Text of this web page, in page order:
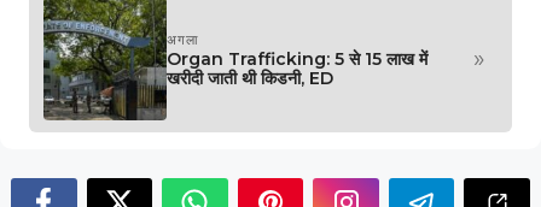
अगला
Organ Trafficking: 5 से 15 लाख में
खरीदी जाती थी किडनी, ED
»